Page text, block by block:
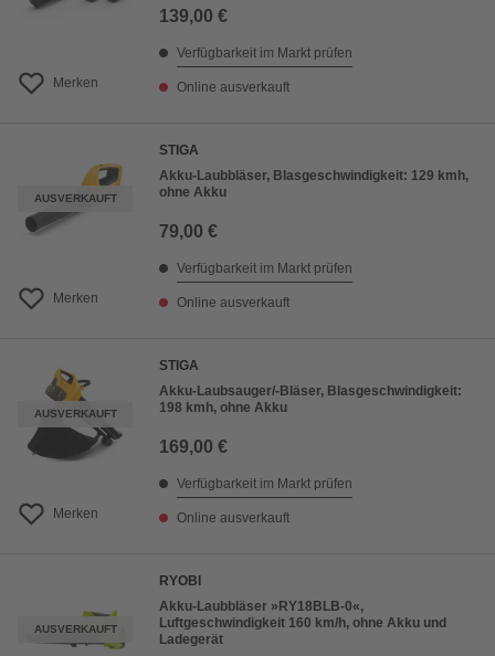
Merken
139,00 €
Verfügbarkeit im Markt prüfen
Online ausverkauft
AUSVERKAUFT
Merken
STIGA
Akku-Laubbläser, Blasgeschwindigkeit: 129 kmh,
ohne Akku
79,00 €
Verfügbarkeit im Markt prüfen
Online ausverkauft
AUSVERKAUFT
Merken
STIGA
Akku-Laubsauger/-Bläser, Blasgeschwindigkeit:
198 kmh, ohne Akku
169,00 €
Verfügbarkeit im Markt prüfen
Online ausverkauft
AUSVERKAUFT
RYOBI
Akku-Laubbläser »RY18BLB-0«,
Luftgeschwindigkeit 160 km/h, ohne Akku und
Ladegerät